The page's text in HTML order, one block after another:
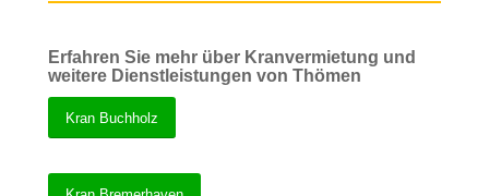
Erfahren Sie mehr über Kranvermietung und
weitere Dienstleistungen von Thömen
Kran Buchholz